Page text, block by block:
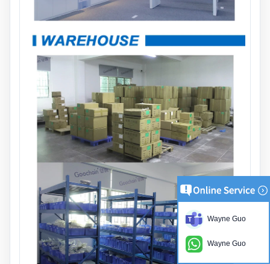
Wayne Guo
Wayne Guo